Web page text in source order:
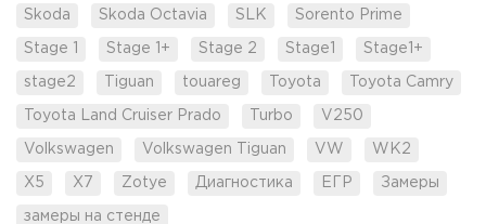
Skoda Skoda Octavia SLK Sorento Prime
Stage 1 Stage 1+ Stage 2 Stage1 Stage1+
stage2 Tiguan touareg Toyota Toyota Camry
Toyota Land Cruiser Prado Turbo V250
Volkswagen Volkswagen Tiguan VW WK2
X5 X7 Zotye Диагностика ЕГР Замеры
замеры на стенде